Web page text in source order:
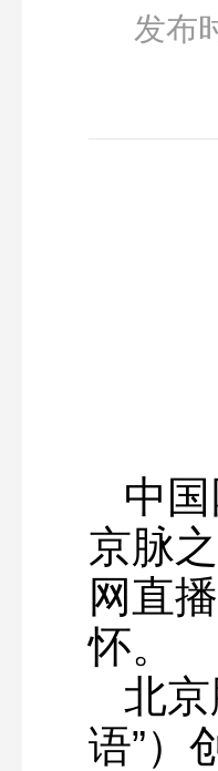
发布
中国
京脉
网直
怀。
北
语”）